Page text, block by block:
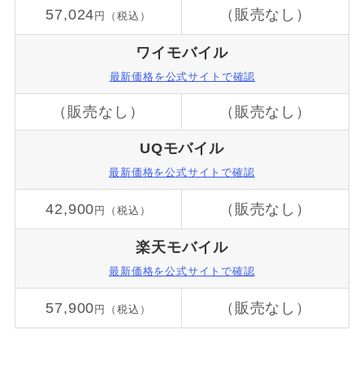
57,024 円（税込） （販売なし）
ワイモバイル
最新価格を公式サイトで確認
（販売なし） （販売なし）
UQモバイル
最新価格を公式サイトで確認
42,900 円（税込） （販売なし）
楽天モバイル
最新価格を公式サイトで確認
57,900 円（税込） （販売なし）